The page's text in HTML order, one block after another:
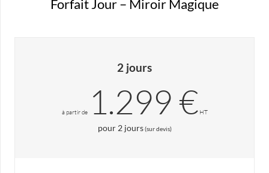
Forfait Jour – Miroir Magique
2 jours
à partir de 1.299 €HT
pour 2 jours(sur devis)